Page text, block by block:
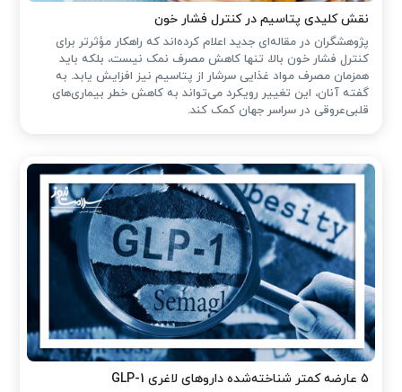
نقش کلیدی پتاسیم در کنترل فشار خون
پژوهشگران در مقاله‌ای جدید اعلام کرده‌اند که راهکار مؤثرتر برای
کنترل فشار خون بالا، تنها کاهش مصرف نمک نیست، بلکه باید
همزمان مصرف مواد غذایی سرشار از پتاسیم نیز افزایش یابد. به
گفته آنان، این تغییر رویکرد می‌تواند به کاهش خطر بیماری‌های
قلبی‌عروقی در سراسر جهان کمک کند.
۵ عارضه کمتر شناخته‌شده داروهای لاغری GLP-1